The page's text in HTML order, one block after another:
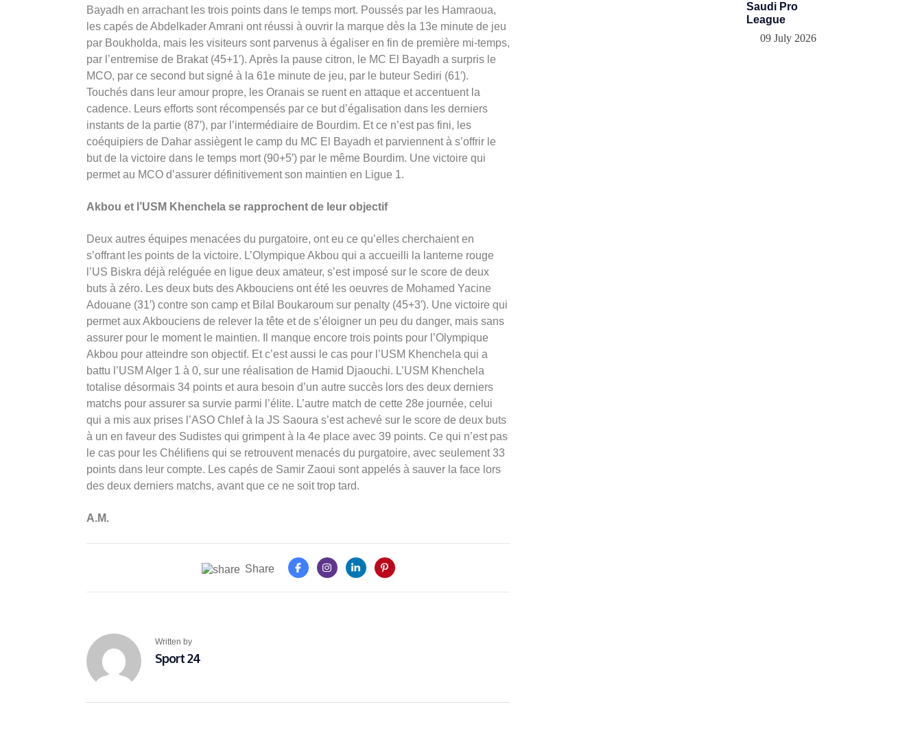
Bayadh en arrachant les trois points dans le temps mort. Poussés par les Hamraoua,
les capés de Abdelkader Amrani ont réussi à ouvrir la marque dès la 13e minute de jeu
par Boukholda, mais les visiteurs sont parvenus à égaliser en fin de première mi-temps,
par l’entremise de Brakat (45+1′). Après la pause citron, le MC El Bayadh a surpris le
MCO, par ce second but signé à la 61e minute de jeu, par le buteur Sediri (61′).
Touchés dans leur amour propre, les Oranais se ruent en attaque et accentuent la
cadence. Leurs efforts sont récompensés par ce but d’égalisation dans les derniers
instants de la partie (87′), par l’intermédiaire de Bourdim. Et ce n’est pas fini, les
coéquipiers de Dahar assiègent le camp du MC El Bayadh et parviennent à s’offrir le
but de la victoire dans le temps mort (90+5′) par le même Bourdim. Une victoire qui
permet au MCO d’assurer définitivement son maintien en Ligue 1.
Akbou et l’USM Khenchela se rapprochent de leur objectif
Deux autres équipes menacées du purgatoire, ont eu ce qu’elles cherchaient en
s’offrant les points de la victoire. L’Olympique Akbou qui a accueilli la lanterne rouge
l’US Biskra déjà reléguée en ligue deux amateur, s’est imposé sur le score de deux
buts à zéro. Les deux buts des Akbouciens ont été les oeuvres de Mohamed Yacine
Adouane (31′) contre son camp et Bilal Boukaroum sur penalty (45+3′). Une victoire qui
permet aux Akbouciens de relever la tête et de s’éloigner un peu du danger, mais sans
assurer pour le moment le maintien. Il manque encore trois points pour l’Olympique
Akbou pour atteindre son objectif. Et c’est aussi le cas pour l’USM Khenchela qui a
battu l’USM Alger 1 à 0, sur une réalisation de Hamid Djaouchi. L’USM Khenchela
totalise désormais 34 points et aura besoin d’un autre succès lors des deux derniers
matchs pour assurer sa survie parmi l’élite. L’autre match de cette 28e journée, celui
qui a mis aux prises l’ASO Chlef à la JS Saoura s’est achevé sur le score de deux buts
à un en faveur des Sudistes qui grimpent à la 4e place avec 39 points. Ce qui n’est pas
le cas pour les Chélifiens qui se retrouvent menacés du purgatoire, avec seulement 33
points dans leur compte. Les capés de Samir Zaoui sont appelés à sauver la face lors
des deux derniers matchs, avant que ce ne soit trop tard.
A.M.
Share
Written by
Sport 24
Saudi Pro
League
09 July 2026